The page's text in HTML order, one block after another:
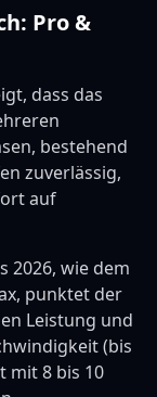
Pro &
dass das
bestehend
zuverlässig,
auf
2026, wie dem
punktet der
Leistung und
(bis
mit 8 bis 10